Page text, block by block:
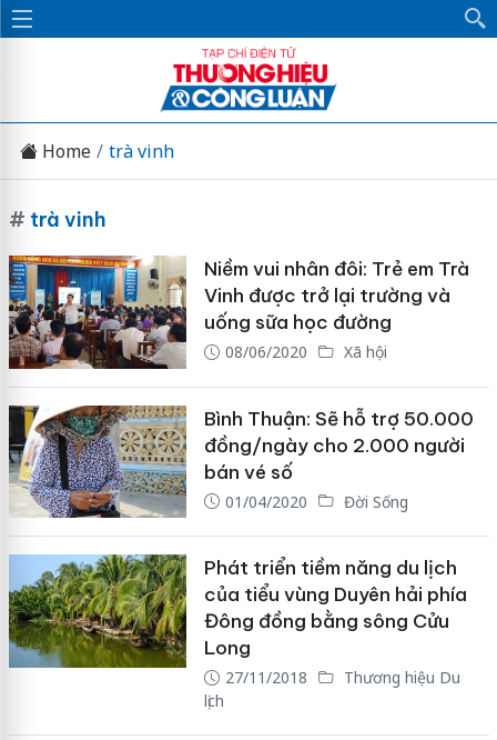
Home trà vinh
# trà vinh
Niềm vui nhân đôi: Trẻ em Trà
Vinh được trở lại trường và
uống sữa học đường
08/06/2020 Xã hội
Bình Thuận: Sẽ hỗ trợ 50.000
đồng/ngày cho 2.000 người
bán vé số
01/04/2020 Đời Sống
Phát triển tiềm năng du lịch
của tiểu vùng Duyên hải phía
Đông đồng bằng sông Cửu
Long
27/11/2018
Thương hiệu Du
lịch